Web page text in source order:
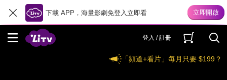
下載 APP，海量影劇免登入立即看
登入 / 註冊
「頻道+看片」每月只要 $199？